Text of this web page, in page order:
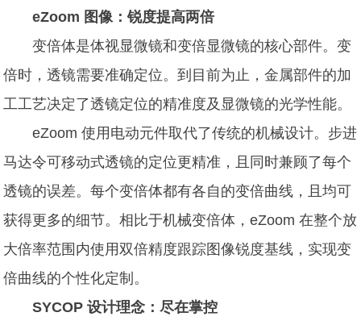
eZoom 图像：锐度提高两倍
变倍体是体视显微镜和变倍显微镜的核心部件。变
倍时，透镜需要准确定位。到目前为止，金属部件的加
工工艺决定了透镜定位的精准度及显微镜的光学性能。
eZoom 使用电动元件取代了传统的机械设计。步进
马达令可移动式透镜的定位更精准，且同时兼顾了每个
透镜的误差。每个变倍体都有各自的变倍曲线，且均可
获得更多的细节。相比于机械变倍体，eZoom 在整个放
大倍率范围内使用双倍精度跟踪图像锐度基线，实现变
倍曲线的个性化定制。
SYCOP 设计理念：尽在掌控